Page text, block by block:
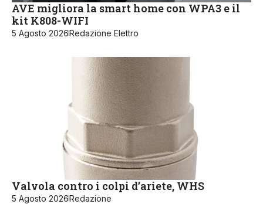
AVE migliora la smart home con WPA3 e il
kit K808-WIFI
5 Agosto 2026Redazione Elettro
Valvola contro i colpi d’ariete, WHS
5 Agosto 2026Redazione